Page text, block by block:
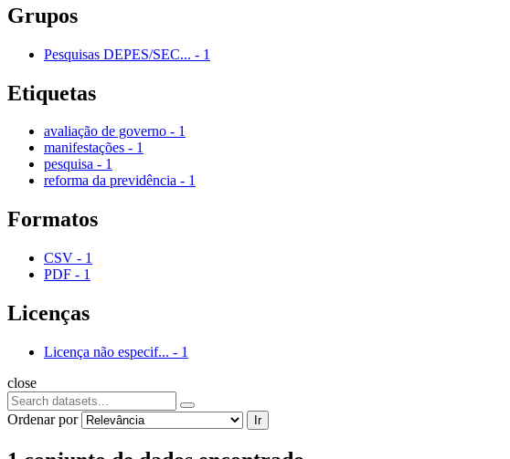
Grupos
Pesquisas DEPES/SEC... - 1
Etiquetas
avaliação de governo - 1
manifestações - 1
pesquisa - 1
reforma da previdência - 1
Formatos
CSV - 1
PDF - 1
Licenças
Licença não especif... - 1
close
Ordenar por Ir